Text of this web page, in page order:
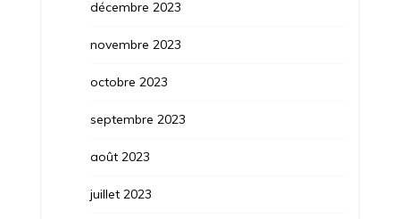
décembre 2023
novembre 2023
octobre 2023
septembre 2023
août 2023
juillet 2023